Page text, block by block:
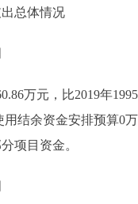
总体情况
万元，比2019年
结余资金安排预算0
项目资金。